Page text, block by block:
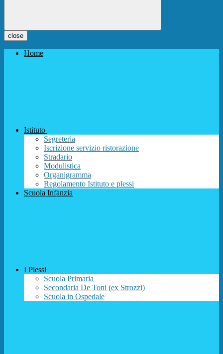
close
Home
Istituto
Segreteria
Iscrizione servizio ristorazione
Stradario
Modulistica
Organigramma
Regolamento Istituto e plessi
Scuola Infanzia
I Plessi
Scuola Primaria
Secondaria De Toni (ex Strozzi)
Scuola in Ospedale